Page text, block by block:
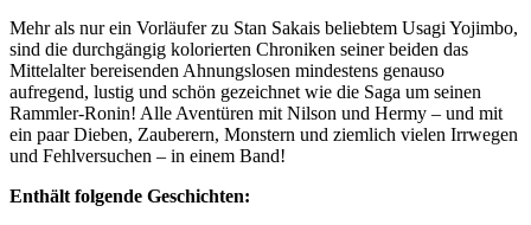
Mehr als nur ein Vorläufer zu Stan Sakais beliebtem Usagi Yojimbo,
sind die durchgängig kolorierten Chroniken seiner beiden das
Mittelalter bereisenden Ahnungslosen mindestens genauso
aufregend, lustig und schön gezeichnet wie die Saga um seinen
Rammler-Ronin! Alle Aventüren mit Nilson und Hermy – und mit
ein paar Dieben, Zauberern, Monstern und ziemlich vielen Irrwegen
und Fehlversuchen – in einem Band!
Enthält folgende Geschichten: